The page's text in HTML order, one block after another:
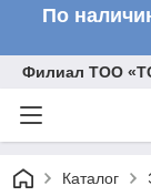
По
Филиал ТОО
Каталог